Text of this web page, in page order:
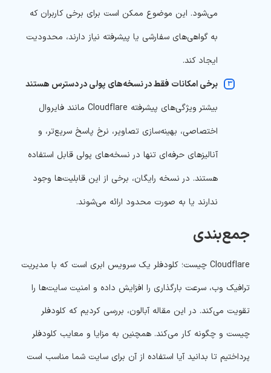
می‌شود. این موضوع ممکن است برای برخی کاربران که
به گواهی‌های سفارشی یا پیشرفته نیاز دارند، محدودیت
ایجاد کند.
برخی امکانات فقط در نسخه‌های پولی در دسترس هستند
بیشتر ویژگی‌های پیشرفته Cloudflare مانند فایروال
اختصاصی، بهینه‌سازی تصاویر، نرخ پاسخ سریع‌تر، و
آنالیزهای حرفه‌ای تنها در نسخه‌های پولی قابل استفاده
هستند. در نسخه رایگان، برخی از این قابلیت‌ها وجود
ندارند یا به صورت محدود ارائه می‌شوند.
جمع‌بندی
Cloudflare چیست؛ کلودفلر یک سرویس ابری است که با مدیریت
ترافیک وب، سرعت بارگذاری را افزایش داده و امنیت سایت‌ها را
تقویت می‌کند. در این مقاله آبالون، بررسی کردیم که کلودفلر
چیست و چگونه کار می‌کند. همچنین به مزایا و معایب کلودفلر
پرداختیم تا بدانید آیا استفاده از آن برای سایت شما مناسب است